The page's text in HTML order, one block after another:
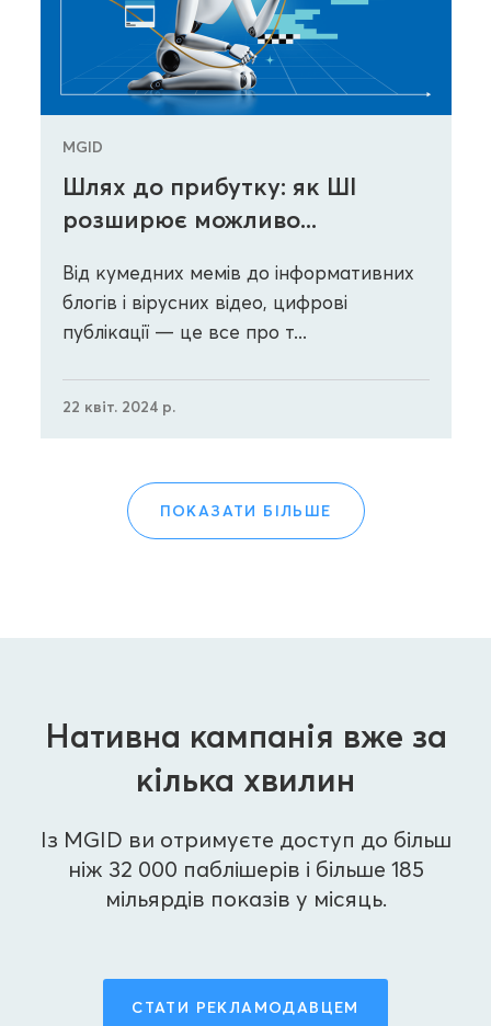
MGID
Шлях до прибутку: як ШІ
розширює можливо...
Від кумедних мемів до інформативних
блогів і вірусних відео, цифрові
публікації — це все про т...
22 квіт. 2024 р.
ПОКАЗАТИ БІЛЬШЕ
Нативна кампанія вже за
кілька хвилин
Із MGID ви отримуєте доступ до більш
ніж 32 000 паблішерів і більше 185
мільярдів показів у місяць.
СТАТИ РЕКЛАМОДАВЦЕМ